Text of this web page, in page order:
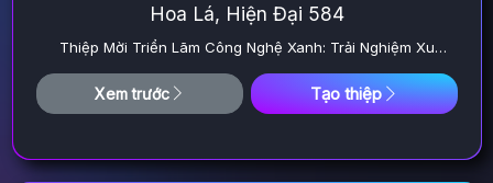
Hoa Lá, Hiện Đại 584
Thiệp Mời Triển Lãm Công Nghệ Xanh: Trải Nghiệm Xu
Xem trước Tạo thiệp